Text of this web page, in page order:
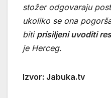
stožer odgovaraju
ukoliko se ona
biti prisiljeni uvoditi
je Herceg.
Izvor: Jabuka.tv